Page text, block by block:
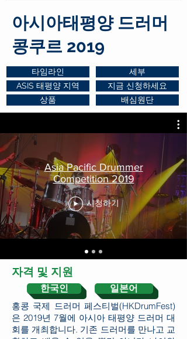
아시아태평양 드러머
콩쿠르 2019
타임라인
ASIS 태평양 지역
상품
세부
지금 신청하세요
배심원단
Asia Pacific Drummer
Competition 2019
시청하기
자격 및 지원
한국인
일본어
홍콩 국제 드러머 페스티벌(HKDrumFest)
은 2019년 7월에 아시아 태평양 드러머 대
회를 개최합니다. 기존 드러머를 만나고 교